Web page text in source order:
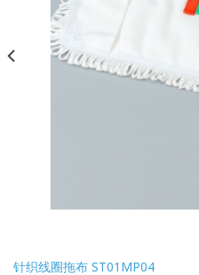
针织线圈拖布 ST01MP04